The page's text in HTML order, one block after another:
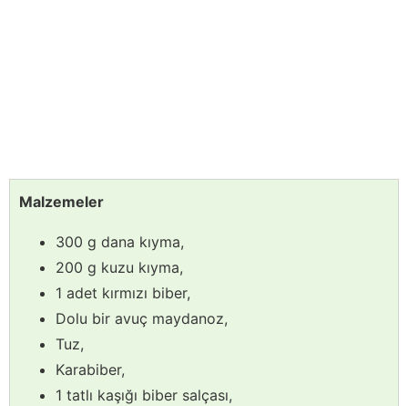
Malzemeler
300 g dana kıyma,
200 g kuzu kıyma,
1 adet kırmızı biber,
Dolu bir avuç maydanoz,
Tuz,
Karabiber,
1 tatlı kaşığı biber salçası,